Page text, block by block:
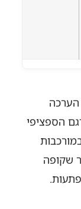
הערכה
הספציפי
שקופה